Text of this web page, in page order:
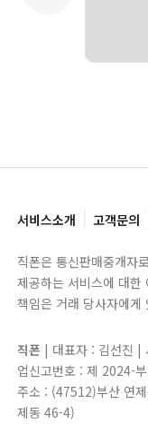
서비스소개 고객문의
직폰은 통신판매중개자
제공하는 서비스에 대한
책임은 거래 당사자에게
직폰 | 대표자 : 김선진 |
업신고번호 : 제 2024-
주소 : (47512)부산 연
제동 46-4)